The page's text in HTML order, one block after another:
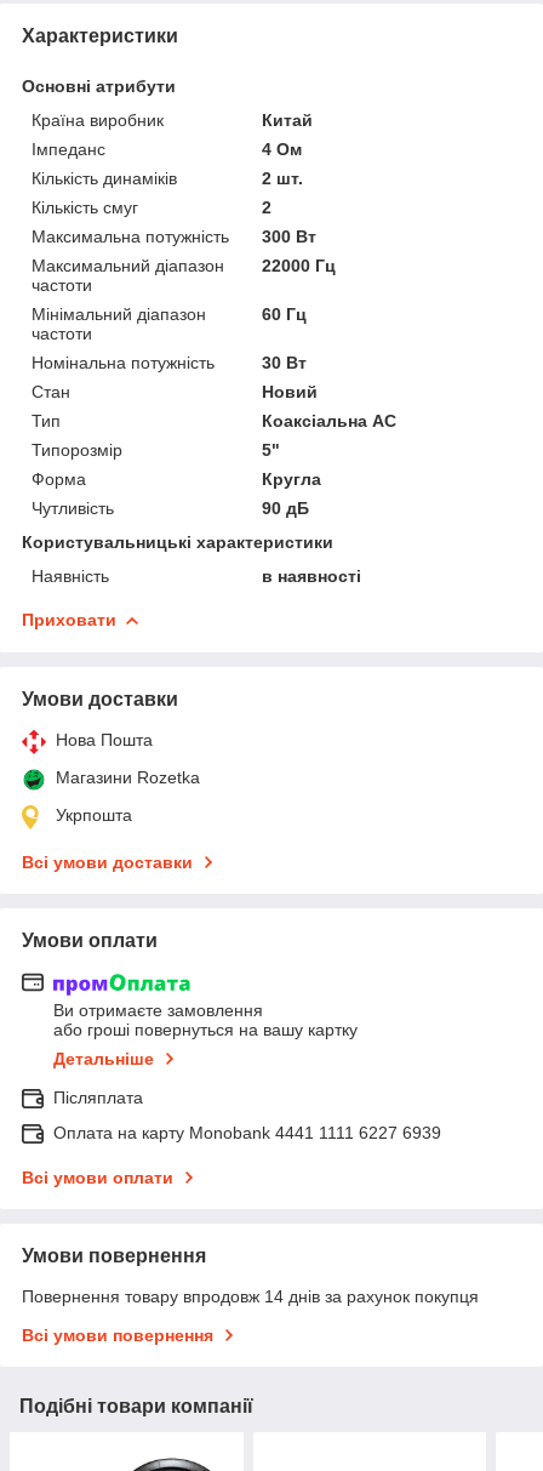
Характеристики
Основні атрибути
Країна виробник
Китай
Імпеданс
4 Ом
Кількість динаміків
2 шт.
Кількість смуг
2
Максимальна потужність
300 Вт
Максимальний діапазон
частоти
22000 Гц
Мінімальний діапазон
частоти
60 Гц
Номінальна потужність
30 Вт
Стан
Новий
Тип
Коаксіальна АС
Типорозмір
5"
Форма
Кругла
Чутливість
90 дБ
Користувальницькі характеристики
Наявність
в наявності
Приховати
Умови доставки
Нова Пошта
Магазини Rozetka
Укрпошта
Всі умови доставки
Умови оплати
Ви отримаєте замовлення
або гроші повернуться на вашу картку
Детальніше
Післяплата
Оплата на карту Monobank 4441 1111 6227 6939
Всі умови оплати
Умови повернення
Повернення товару впродовж 14 днів за рахунок покупця
Всі умови повернення
Подібні товари компанії